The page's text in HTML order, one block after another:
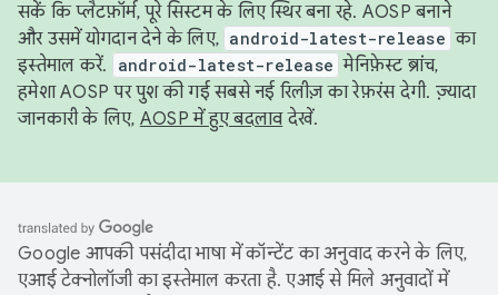
सकें कि प्लैटफ़ॉर्म, पूरे सिस्टम के लिए स्थिर बना रहे. AOSP बनाने
और उसमें योगदान देने के लिए, android-latest-release का
इस्तेमाल करें.
android-latest-release मेनिफ़ेस्ट ब्रांच,
हमेशा AOSP पर पुश की गई सबसे नई रिलीज़ का रेफ़रंस देगी. ज़्यादा
जानकारी के लिए, AOSP में हुए बदलावदेखें.
Google आपकी पसंदीदा भाषा में कॉन्टेंट का अनुवाद करने के लिए,
एआई टेक्नोलॉजी का इस्तेमाल करता है. एआई से मिले अनुवादों में